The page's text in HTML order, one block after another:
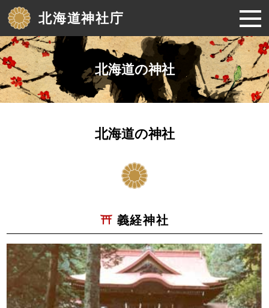
北海道神社庁
北海道の神社
北海道の神社
義経神社